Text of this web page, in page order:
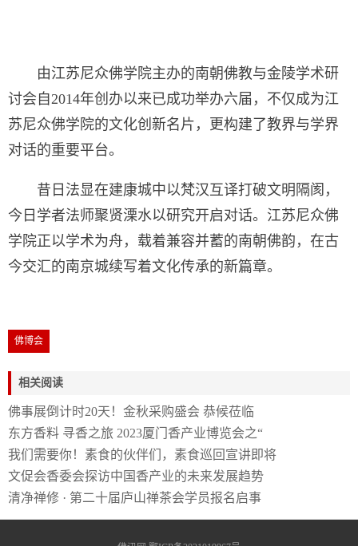
由江苏尼众佛学院主办的南朝佛教与金陵学术研
讨会自2014年创办以来已成功举办六届，不仅成为江
苏尼众佛学院的文化创新名片，更构建了教界与学界
对话的重要平台。
昔日法显在建康城中以梵汉互译打破文明隔阂，
今日学者法师聚贤溧水以研究开启对话。江苏尼众佛
学院正以学术为舟，载着兼容并蓄的南朝佛韵，在古
今交汇的南京城续写着文化传承的新篇章。
佛博会
相关阅读
佛事展倒计时20天！金秋采购盛会 恭候莅临
东方香料 寻香之旅 2023厦门香产业博览会之“
我们需要你！素食的伙伴们，素食巡回宣讲即将
文促会香委会探访中国香产业的未来发展趋势
清净禅修 · 第二十届庐山禅茶会学员报名启事